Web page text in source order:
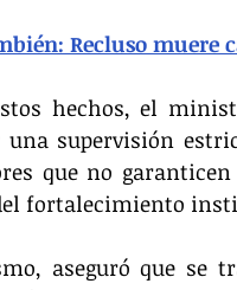
Recluso muere
hechos, el
una supervisión
que no
fortalecimiento
aseguró que se